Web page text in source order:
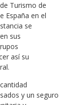
Turismo de
España en el
se
sus
así su
y un seguro